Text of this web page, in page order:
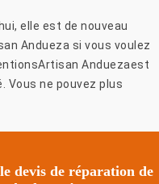
elle est de nouveau
Andueza si vous voulez
Anduezaest
ne pouvez plus
devis de réparation de